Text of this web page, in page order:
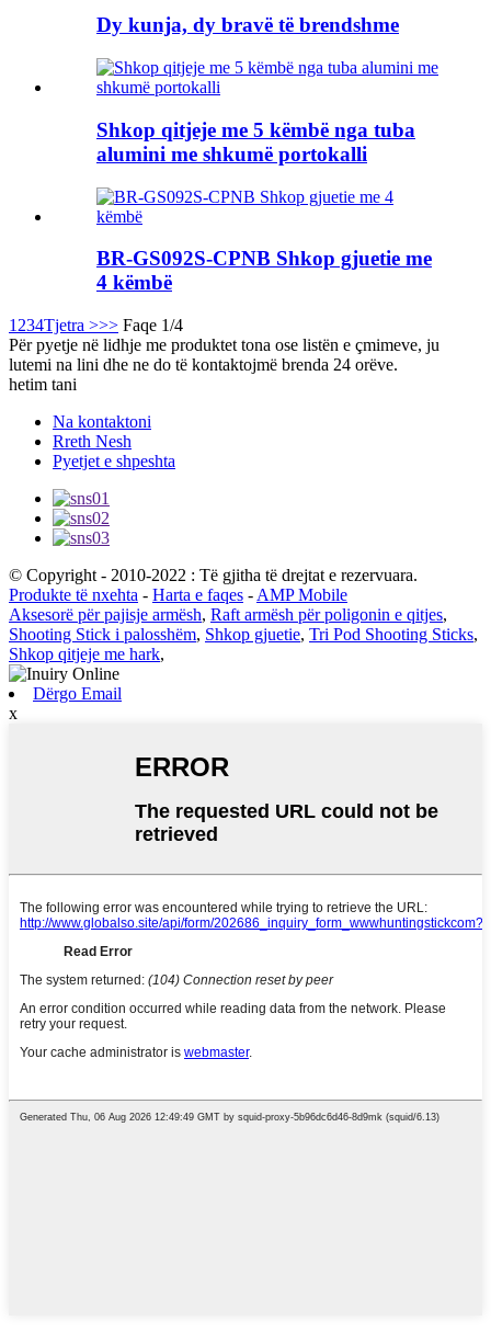
Dy kunja, dy bravë të brendshme
Shkop qitjeje me 5 këmbë nga tuba
alumini me shkumë portokalli
BR-GS092S-CPNB Shkop gjuetie me
4 këmbë
1 234Tjetra >>> Faqe 1/4
Për pyetje në lidhje me produktet tona ose listën e çmimeve, ju
lutemi na lini dhe ne do të kontaktojmë brenda 24 orëve.
hetim tani
Na kontaktoni
Rreth Nesh
Pyetjet e shpeshta
© Copyright - 2010-2022 : Të gjitha të drejtat e rezervuara.
Produkte të nxehta - Harta e faqes - AMP Mobile
Aksesorë për pajisje armësh, Raft armësh për poligonin e qitjes,
Shooting Stick i palosshëm, Shkop gjuetie, Tri Pod Shooting Sticks,
Shkop qitjeje me hark,
Dërgo Email
x